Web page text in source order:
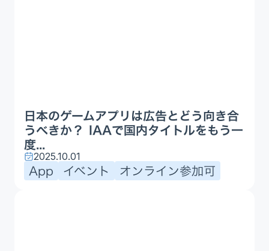
日本のゲームアプリは広告とどう向き合
うべきか？ IAAで国内タイトルをもう一
度...
2025.10.01
App イベント オンライン参加可